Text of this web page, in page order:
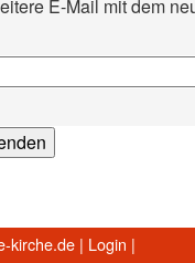
E-Mail mit dem
kirche.de| Login |